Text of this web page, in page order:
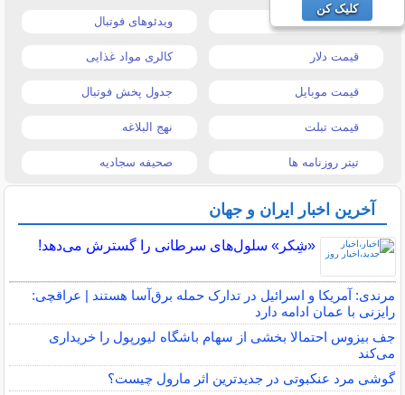
قیمت طلا و سکه ویدئوهای فوتبال
قیمت دلار کالری مواد غذایی
قیمت موبایل جدول پخش فوتبال
قیمت تبلت نهج البلاغه
تیتر روزنامه ها صحیفه سجادیه
آخرین اخبار ایران و جهان
«شِکر» سلول‌های سرطانی را گسترش می‌دهد!
مرندی: آمریکا و اسرائیل در تدارک حمله برق‌آسا هستند | عراقچی:
رایزنی با عمان ادامه دارد
جف بیزوس احتمالا بخشی از سهام باشگاه لیورپول را خریداری
می‌کند
گوشی مرد عنکبوتی در جدیدترین اثر مارول چیست؟
کلیک کن